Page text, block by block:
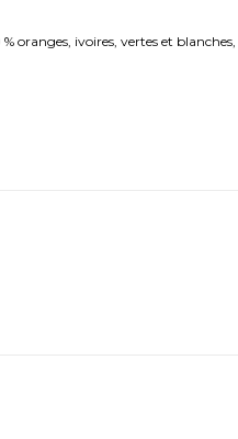
ivoires, vertes et